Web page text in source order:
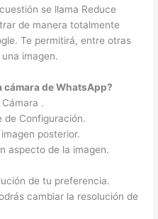
se llama Reduce
de manera totalmente
Te permitirá, entre otras
imagen.
cámara de WhatsApp?
.
de Configuración.
posterior.
aspecto de la imagen.
de tu preferencia.
cambiar la resolución de